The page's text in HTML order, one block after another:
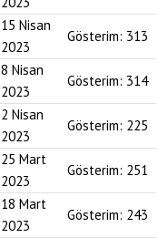
15 Nisan
2023
Gösterim: 313
8 Nisan
2023
Gösterim: 314
2 Nisan
2023
Gösterim: 225
25 Mart
2023
Gösterim: 251
18 Mart
2023
Gösterim: 243